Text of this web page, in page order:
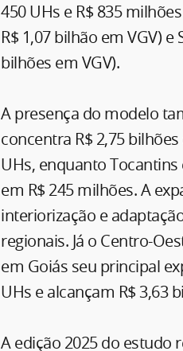
450 UHs e R$ 835
R$ 1,07 bilhão em VGV)
bilhões em VGV).
A presença do modelo
concentra R$ 2,75
UHs, enquanto
em R$ 245 milhões. A
interiorização e
regionais. Já o Centro-
em Goiás seu principal
UHs e alcançam R$ 3,63
A edição 2025 do estudo